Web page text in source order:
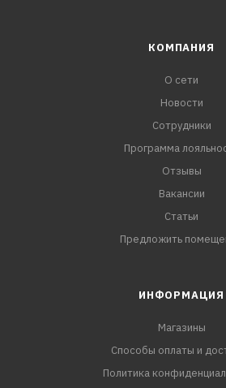
КОМПАНИЯ
О сети
Новости
Сотрудники
Программа
Отзывы
Вакансии
Статьи
Предложить
ИНФОРМАЦИЯ
Магазины
Способы оплаты и
Политика